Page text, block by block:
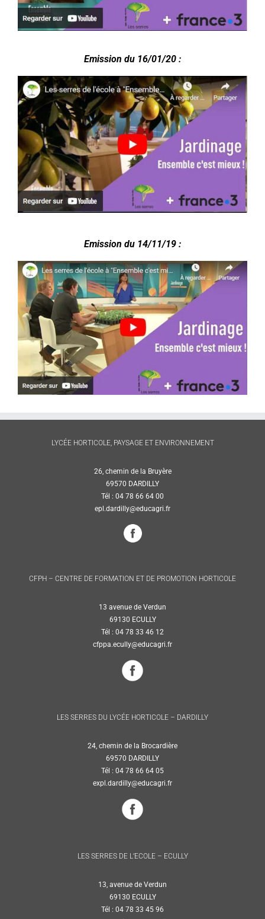
Emission du 16/01/20 :
Emission du 14/11/19 :
LYCÉE HORTICOLE, PAYSAGE ET ENVIRONNEMENT
26, chemin de la Bruyère
69570 DARDILLY
Tél : 04 78 66 64 00
epl.dardilly@educagri.fr
CFPH – CENTRE DE FORMATION ET DE PROMOTION HORTICOLE
13 avenue de Verdun
69130 ECULLY
Tél : 04 78 33 46 12
cfppa.ecully@educagri.fr
LES SERRES DU LYCÉE HORTICOLE – DARDILLY
24, chemin de la Brocardière
69570 DARDILLY
Tél : 04 78 66 64 05
expl.dardilly@educagri.fr
LES SERRES DE L’ECOLE – ECULLY
13, avenue de Verdun
69130 ECULLY
Tél : 04 78 33 45 96